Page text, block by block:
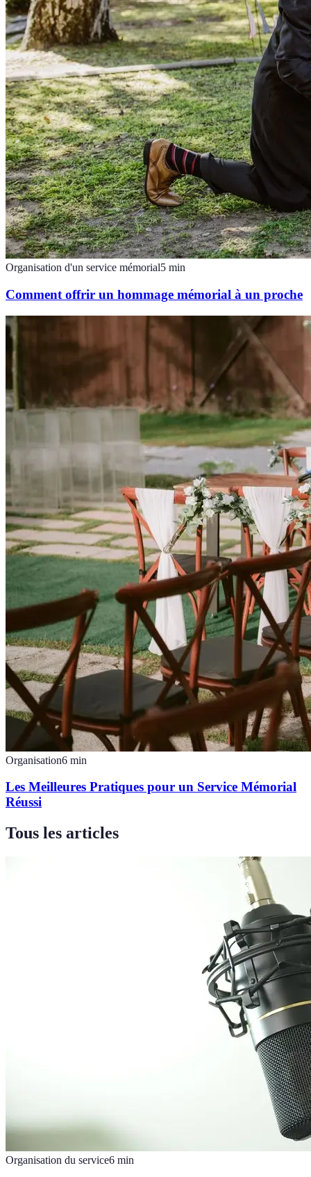
Organisation d'un service mémorial5 min
Comment offrir un hommage mémorial à un proche
Organisation6 min
Les Meilleures Pratiques pour un Service Mémorial
Réussi
Tous les articles
Organisation du service6 min